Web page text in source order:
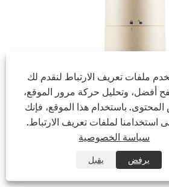
عالية السرعة
ملفات تعريف الارتباط لنقدم لك
أفضل، وتحليل حركة مرور الموقع،
باستخدام هذا الموقع، فإنك
استخدامنا لملفات تعريف الارتباط.
سياسة الخصوصية
يرفض يقبل